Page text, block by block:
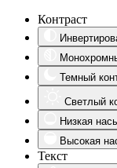
Контраст
Темный
Светлый
Низкая
Высокая
Текст